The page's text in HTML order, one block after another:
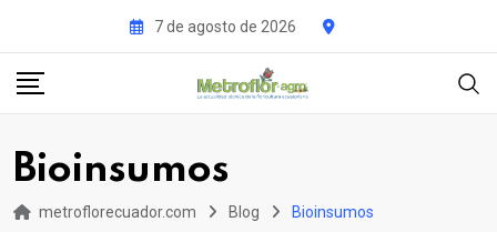
content
7 de agosto de 2026
Bioinsumos
metroflorecuador.com Blog Bioinsumos